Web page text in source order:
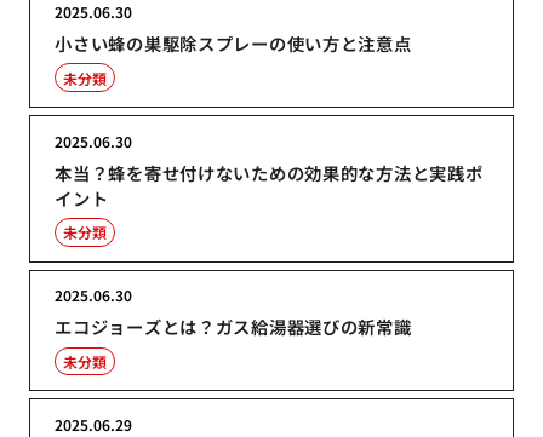
小さい蜂の巣駆除スプレーの使い方と注意点
2025.06.30
未分類
本当？蜂を寄せ付けないための効果的な方法と実践ポ
イント
2025.06.30
未分類
エコジョーズとは？ガス給湯器選びの新常識
2025.06.30
未分類
2025.06.29